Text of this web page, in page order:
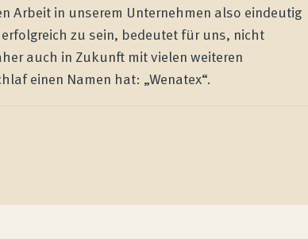
Arbeit in unserem Unternehmen also eindeutig
zu sein, bedeutet für uns, nicht
auch in Zukunft mit vielen weiteren
einen Namen hat: „Wenatex“.